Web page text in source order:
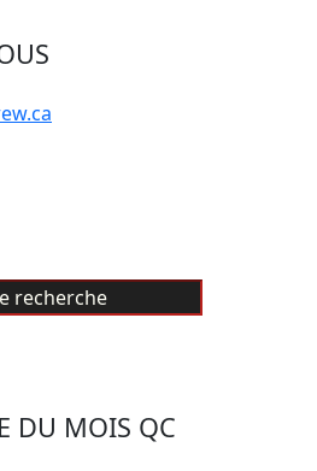
DU MOIS QC